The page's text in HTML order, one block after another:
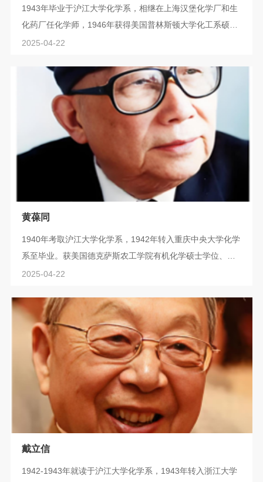
1943年毕业于沪江大学化学系，相继在上海汉堡化学厂和生
化药厂任化学师，1946年获得美国普林斯顿大学化工系硕士
学位。参与筹建中国科学院化工冶金研究所，历任研究员、
六、七届全国委员会委员；组建中国颗粒学会，并出任首届
理事长；创建《中国颗粒学报》，并出任首届主编；担任中
国金属学会常务理事、中国化学会理事、中国化工学会副理
事长；被授予全国劳动模范、全国先进工...
2025-04-22
黄葆同
1940年考取沪江大学化学系，1942年转入重庆中央大学化学
系至毕业。获美国德克萨斯农工学院有机化学硕士学位、纽
约布鲁克林理工学院有机化学博士学位。先后任职于美国普
所，并担任副所长。历任第六、七、八届中国人大代表，中
国化学会理事、常务理事、高分子专业委员会委员、应用化
学专业委员会主委、中国科学名词审定委员会化学组成员。
并任吉林省政协委员，省、市化学会副理事...
2025-04-22
戴立信
1942-1943年就读于沪江大学化学系，1943年转入浙江大学